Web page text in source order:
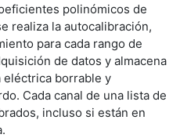
polinómicos de
realiza la autocalibración,
para cada rango de
de datos y almacena
eléctrica borrable y
Cada canal de una lista de
incluso si están en